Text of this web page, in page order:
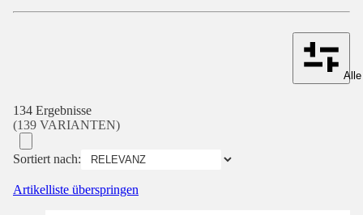
134 Ergebnisse
(139 VARIANTEN)
Sortiert nach:
Artikelliste überspringen